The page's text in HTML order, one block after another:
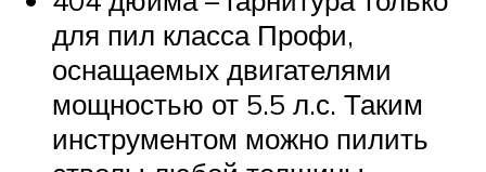
для пил класса Профи,
оснащаемых двигателями
мощностью от 5.5 л.с. Таким
инструментом можно пилить